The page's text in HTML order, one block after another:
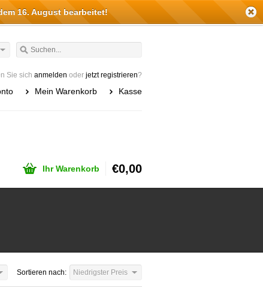
Sie sich anmelden oder jetzt registrieren?
Mein Warenkorb Kasse
Ihr Warenkorb €0,00
Sortieren nach: Niedrigster Preis
16. August bearbeitet!